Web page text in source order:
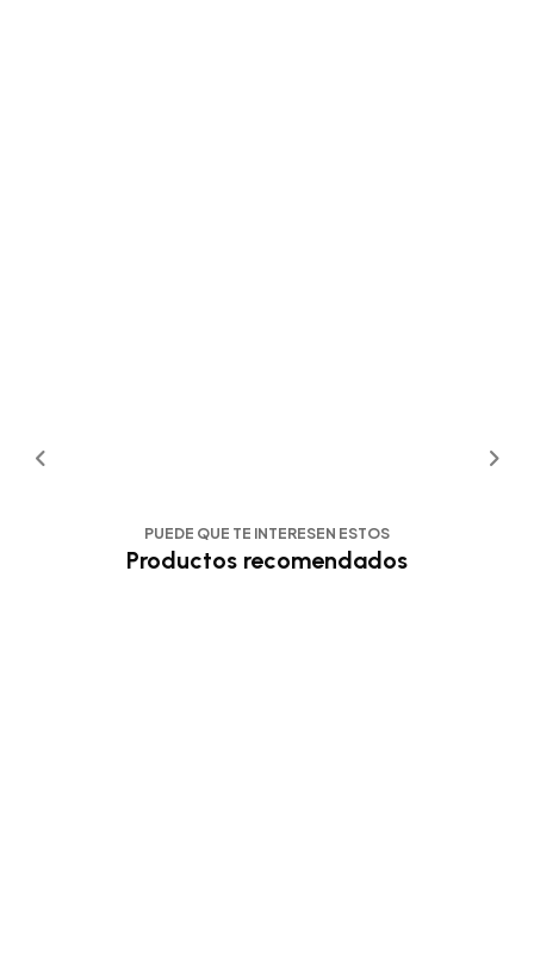
PUEDE QUE TE INTERESEN ESTOS
Productos recomendados